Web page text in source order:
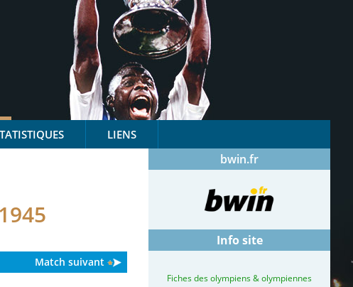
LIENS
Match suivant
bwin.fr
Info site
Fiches des olympiens & olympiennes